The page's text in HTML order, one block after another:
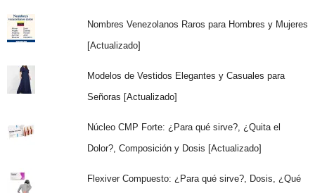
Nombres Venezolanos Raros para Hombres y Mujeres
[Actualizado]
Modelos de Vestidos Elegantes y Casuales para
Señoras [Actualizado]
Núcleo CMP Forte: ¿Para qué sirve?, ¿Quita el
Dolor?, Composición y Dosis [Actualizado]
Flexiver Compuesto: ¿Para qué sirve?, Dosis, ¿Qué